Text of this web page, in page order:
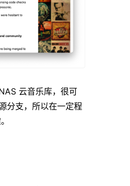
云音乐库，很可
分支，所以在一定程